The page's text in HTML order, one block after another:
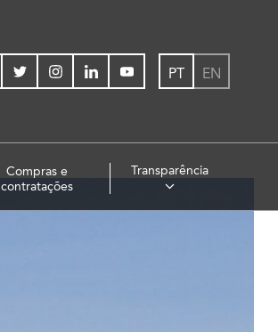
PT EN
Compras e
contratações
Transparência